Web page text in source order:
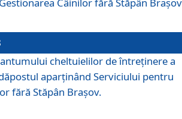
Câinilor fără Stăpân
cheltuielilor de întreţinere a
aparţinând Serviciului pentru
fără Stăpân Braşov.